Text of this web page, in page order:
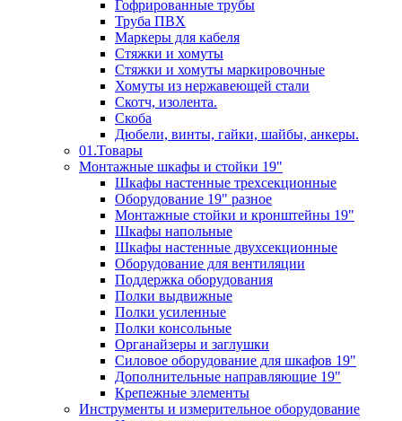
Гофрированные трубы
Труба ПВХ
Маркеры для кабеля
Стяжки и хомуты
Стяжки и хомуты маркировочные
Хомуты из нержавеющей стали
Скотч, изолента.
Скоба
Дюбели, винты, гайки, шайбы, анкеры.
01.Товары
Монтажные шкафы и стойки 19"
Шкафы настенные трехсекционные
Оборудование 19" разное
Монтажные стойки и кронштейны 19"
Шкафы напольные
Шкафы настенные двухсекционные
Оборудование для вентиляции
Поддержка оборудования
Полки выдвижные
Полки усиленные
Полки консольные
Органайзеры и заглушки
Силовое оборудование для шкафов 19"
Дополнительные направляющие 19"
Крепежные элементы
Инструменты и измерительное оборудование